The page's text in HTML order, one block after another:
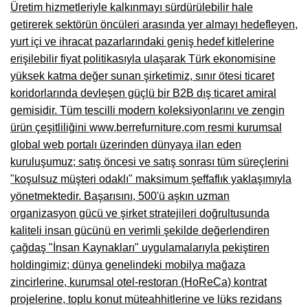
Niğde Mobilyacılar, Mobilya Firmaları, İmalatçıları
Giresun Mobilya Mağazaları, İmalatçıları, Mobilyacıları
Üretim hizmetleriyle kalkınmayı sürdürülebilir hale
getirerek sektörün öncüleri arasında yer almayı hedefleyen,
yurt içi ve ihracat pazarlarındaki geniş hedef kitlelerine
erişilebilir fiyat politikasıyla ulaşarak Türk ekonomisine
yüksek katma değer sunan şirketimiz, sınır ötesi ticaret
koridorlarında devleşen güçlü bir B2B dış ticaret amiral
gemisidir. Tüm tescilli modern koleksiyonlarını ve zengin
ürün çeşitliliğini www.berrefurniture.com resmi kurumsal
global web portalı üzerinden dünyaya ilan eden
kuruluşumuz; satış öncesi ve satış sonrası tüm süreçlerini
"koşulsuz müşteri odaklı" maksimum şeffaflık yaklaşımıyla
yönetmektedir. Başarısını, 500'ü aşkın uzman
organizasyon gücü ve şirket stratejileri doğrultusunda
kaliteli insan gücünü en verimli şekilde değerlendiren
çağdaş "İnsan Kaynakları" uygulamalarıyla pekiştiren
holdingimiz; dünya genelindeki mobilya mağaza
zincirlerine, kurumsal otel-restoran (HoReCa) kontrat
projelerine, toplu konut müteahhitlerine ve lüks rezidans